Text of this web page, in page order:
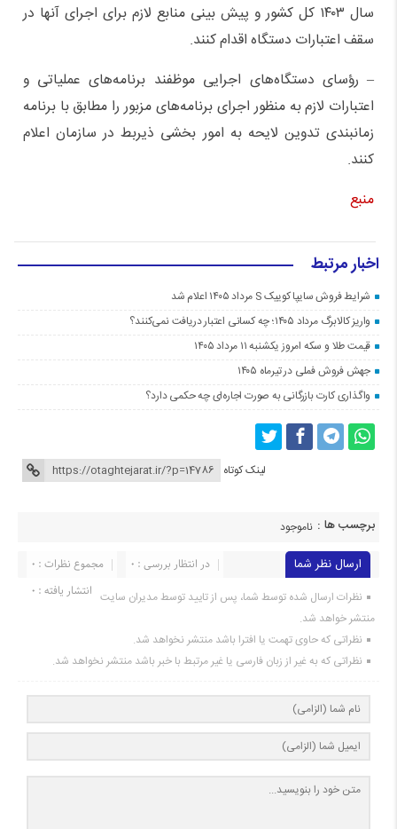
سال ۱۴۰۳ کل کشور و پیش بینی منابع لازم برای اجرای آنها در
سقف اعتبارات دستگاه اقدام کنند.
– رؤسای دستگاه‌های اجرایی موظفند برنامه‌های عملیاتی و
اعتبارات لازم به منظور اجرای برنامه‌های مزبور را مطابق با برنامه
زمانبندی تدوین لایحه به امور بخشی ذیربط در سازمان اعلام
کنند.
منبع
اخبار مرتبط
شرایط فروش سایپا کوییک S مرداد ۱۴۰۵ اعلام شد
واریز کالابرگ مرداد ۱۴۰۵؛ چه کسانی اعتبار دریافت نمی‌کنند؟
قیمت طلا و سکه امروز یکشنبه ۱۱ مرداد ۱۴۰۵
جهش فروش فملی در تیرماه ۱۴۰۵
واگذاری کارت بازرگانی به صورت اجاره‌ای چه حکمی دارد؟
لینک کوتاه
برچسب ها : ناموجود
ارسال نظر شما مجموع نظرات : 0
در انتظار بررسی : 0
انتشار یافته : 0 نظرات ارسال شده توسط شما، پس از تایید توسط مدیران سایت
منتشر خواهد شد.
نظراتی که حاوی تهمت یا افترا باشد منتشر نخواهد شد.
نظراتی که به غیر از زبان فارسی یا غیر مرتبط با خبر باشد منتشر نخواهد شد.